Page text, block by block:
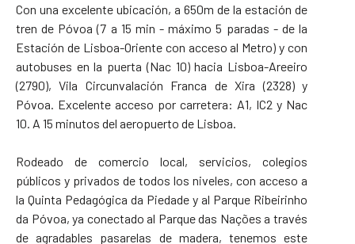
Con una excelente ubicación, a 650m de la estación de
tren de Póvoa (7 a 15 min - máximo 5 paradas - de la
Estación de Lisboa-Oriente con acceso al Metro) y con
autobuses en la puerta (Nac 10) hacia Lisboa-Areeiro
(2790), Vila Circunvalación Franca de Xira (2328) y
Póvoa. Excelente acceso por carretera: A1, IC2 y Nac
10. A 15 minutos del aeropuerto de Lisboa.
Rodeado de comercio local, servicios, colegios
públicos y privados de todos los niveles, con acceso a
la Quinta Pedagógica da Piedade y al Parque Ribeirinho
da Póvoa, ya conectado al Parque das Nações a través
de agradables pasarelas de madera, tenemos este